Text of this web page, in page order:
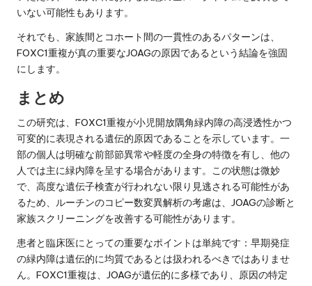
いない可能性もあります。
それでも、家族間とコホート間の一貫性のあるパターンは、
FOXC1重複が真の重要なJOAGの原因であるという結論を強固
にします。
まとめ
この研究は、FOXC1重複が小児開放隅角緑内障の高浸透性かつ
可変的に表現される遺伝的原因であることを示しています。一
部の個人は明確な前部節異常や軽度の全身の特徴を有し、他の
人では主に緑内障を呈する場合があります。この状態は微妙
で、高度な遺伝子検査が行われない限り見逃される可能性があ
るため、ルーチンのコピー数変異解析の考慮は、JOAGの診断と
家族スクリーニングを改善する可能性があります。
患者と臨床医にとっての重要なポイントは単純です：早期発症
の緑内障は遺伝的に均質であるとは扱われるべきではありませ
ん。FOXC1重複は、JOAGが遺伝的に多様であり、原因の特定